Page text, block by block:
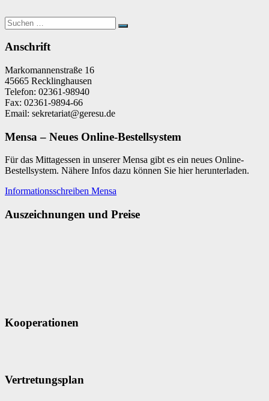
Suchen
nach:
Suchen
Anschrift
Markomannenstraße 16
45665 Recklinghausen
Telefon: 02361-98940
Fax: 02361-9894-66
Email: sekretariat@geresu.de
Mensa – Neues Online-Bestellsystem
Für das Mittagessen in unserer Mensa gibt es ein neues Online-
Bestellsystem. Nähere Infos dazu können Sie hier herunterladen.
Informationsschreiben Mensa
Auszeichnungen und Preise
Kooperationen
Vertretungsplan